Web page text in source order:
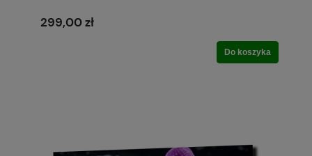
299,00 zł
Do koszyka